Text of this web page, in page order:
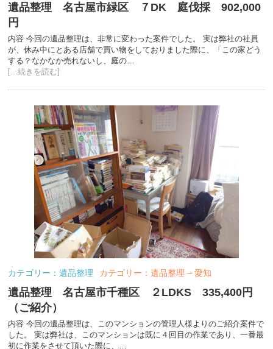
遺品整理 名古屋市緑区 ７DK 庭伐採 902,000
円
内容 今回の遺品整理は、非常に変わった案件でした。 実は弊社の社員
が、休み中にとある店舗で買い物をしておりました際に、「この家どう
する？なかなか売れないし、庭の…
[...続きを読む]
カテゴリー：遺品整理 カテゴリー：遺品整理 – 愛知
遺品整理 名古屋市千種区 ２LDKS 335,400円
（ご紹介）
内容 今回の遺品整理は、このマンションの管理人様よりのご紹介案件で
した。 実は弊社は、このマンションは既に４回目の作業であり、一番最
初に作業をさせて頂いた際に、…